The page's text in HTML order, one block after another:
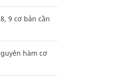
9 cơ bản cần
hàm cơ